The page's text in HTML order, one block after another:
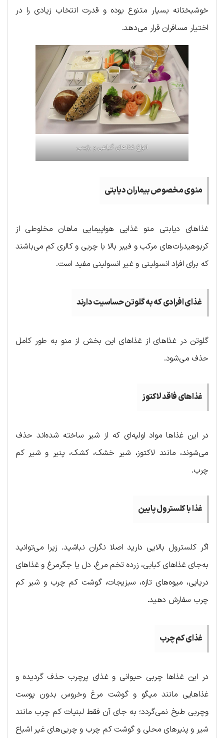
خوشبختانه بسیار متنوع بوده و قدرت انتخاب زیادی را در
اختیار مسافران قرار می‌دهد.
انواع غذاهای گیاهی و رژیمی
منوی مخصوص بیماران دیابتی
غذاهای دیابتی منو غذایی هواپیمایی ماهان مخلوطی از
کربوهیدرات‌های مرکب و فیبر بالا با چربی و کالری کم می‌باشند
که برای افراد انسولینی و غیر انسولینی مفید است.
غذای افرادی که به گلوتن حساسیت دارند
گلوتن در غذاهای از غذاهای این بخش از منو به طور کامل
حذف می‌شود.
غذاهای فاقد لاکتوز
در این غذاها مواد اولیه‌ای که از شیر ساخته شده‌اند حذف
می‌شوند، مانند لاکتوز، شیر خشک، کشک، پنیر و شیر کم
چرب.
غذا با کلسترول پایین
اگر کلسترول بالایی دارید اصلا نگران نباشید. زیرا می‌توانید
به‌جای غذاهای کبابی، زرده تخم مرغ، دل یا جگرمرغ و غذاهای
دریایی، میوه‌های تازه، سبزیجات، گوشت کم چرب و شیر کم
چرب سفارش دهید.
غذای کم چرب
در این غذاها چربی حیوانی و غذای پرچرب حذف گردیده و
غذاهایی مانند میگو و گوشت مرغ وخروس بدون پوست
وچربی طبخ نمی‌گردد؛ به جای آن فقط لبنیات کم چرب مانند
شیر و پنیرهای محلی و گوشت کم چرب و چربی‌های غیر اشباع